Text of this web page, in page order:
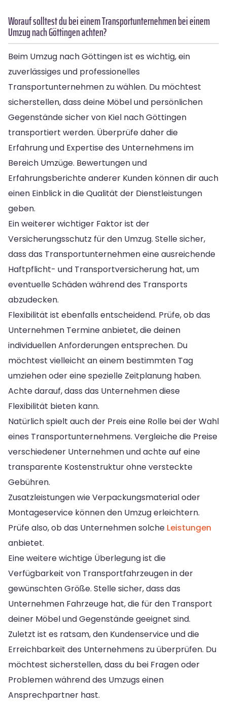
Worauf solltest du bei einem Transportunternehmen bei einem
Umzug nach Göttingen achten?
Beim Umzug nach Göttingen ist es wichtig, ein
zuverlässiges und professionelles
Transportunternehmen zu wählen. Du möchtest
sicherstellen, dass deine Möbel und persönlichen
Gegenstände sicher von Kiel nach Göttingen
transportiert werden. Überprüfe daher die
Erfahrung und Expertise des Unternehmens im
Bereich Umzüge. Bewertungen und
Erfahrungsberichte anderer Kunden können dir auch
einen Einblick in die Qualität der Dienstleistungen
geben.
Ein weiterer wichtiger Faktor ist der
Versicherungsschutz für den Umzug. Stelle sicher,
dass das Transportunternehmen eine ausreichende
Haftpflicht- und Transportversicherung hat, um
eventuelle Schäden während des Transports
abzudecken.
Flexibilität ist ebenfalls entscheidend. Prüfe, ob das
Unternehmen Termine anbietet, die deinen
individuellen Anforderungen entsprechen. Du
möchtest vielleicht an einem bestimmten Tag
umziehen oder eine spezielle Zeitplanung haben.
Achte darauf, dass das Unternehmen diese
Flexibilität bieten kann.
Natürlich spielt auch der Preis eine Rolle bei der Wahl
eines Transportunternehmens. Vergleiche die Preise
verschiedener Unternehmen und achte auf eine
transparente Kostenstruktur ohne versteckte
Gebühren.
Zusatzleistungen wie Verpackungsmaterial oder
Montageservice können den Umzug erleichtern.
Prüfe also, ob das Unternehmen solche Leistungen
anbietet.
Eine weitere wichtige Überlegung ist die
Verfügbarkeit von Transportfahrzeugen in der
gewünschten Größe. Stelle sicher, dass das
Unternehmen Fahrzeuge hat, die für den Transport
deiner Möbel und Gegenstände geeignet sind.
Zuletzt ist es ratsam, den Kundenservice und die
Erreichbarkeit des Unternehmens zu überprüfen. Du
möchtest sicherstellen, dass du bei Fragen oder
Problemen während des Umzugs einen
Ansprechpartner hast.